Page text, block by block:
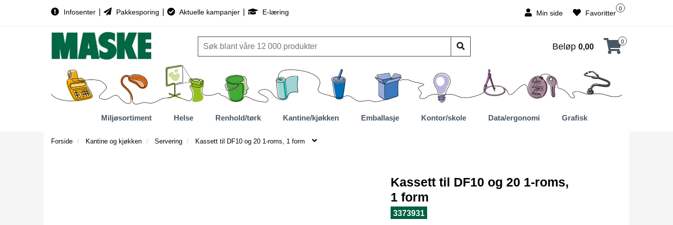
Infosenter Pakkesporing Aktuelle kampanjer E-læring Min side
0
Favoritter
Beløp 0,00
0
Miljøsortiment Helse Renhold/tørk Kantine/kjøkken Emballasje Kontor/skole Data/ergonomi Grafisk
Forside Kantine og kjøkken Servering Kassett til DF10 og 20 1-roms, 1 form
Kassett til DF10 og 20 1-roms,
1 form
3373931